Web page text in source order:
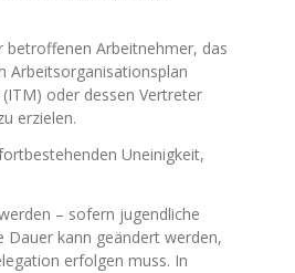
betroffenen Arbeitnehmer, das
Arbeitsorganisationsplan
oder dessen Vertreter
erzielen.
Uneinigkeit,
– sofern jugendliche
kann geändert werden,
erfolgen muss. In